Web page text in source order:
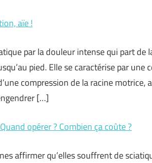
aïe !
par la douleur intense qui part de
pied. Elle se caractérise par
compression de la racine motrice,
[…]
opérer ? Combien ça coûte ?
affirmer qu’elles souffrent de